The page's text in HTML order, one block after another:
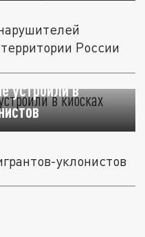
России
устроили в
уклонистов